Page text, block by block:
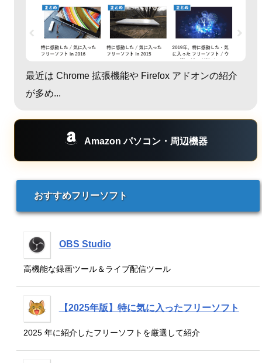
最近は Chrome 拡張機能や Firefox アドオンの紹介
が多め...
Amazon パソコン・周辺機器
おすすめフリーソフト
OBS Studio
高機能な録画ツール＆ライブ配信ツール
【2025年版】特に気に入ったフリーソフト
2025 年に紹介したフリーソフトを厳選して紹介